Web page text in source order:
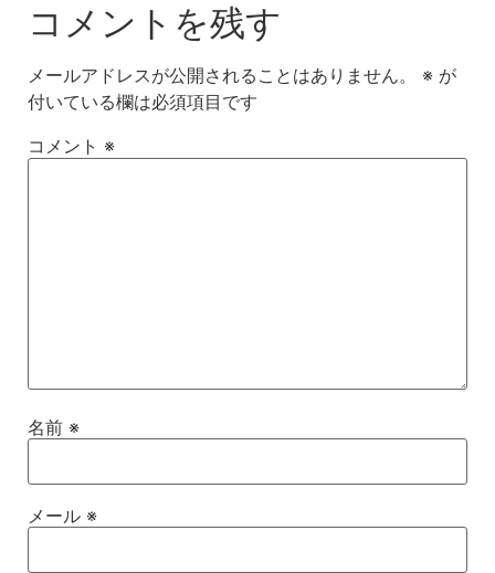
コメントを残す
メールアドレスが公開されることはありません。 ※ が
付いている欄は必須項目です
コメント ※
名前 ※
メール ※